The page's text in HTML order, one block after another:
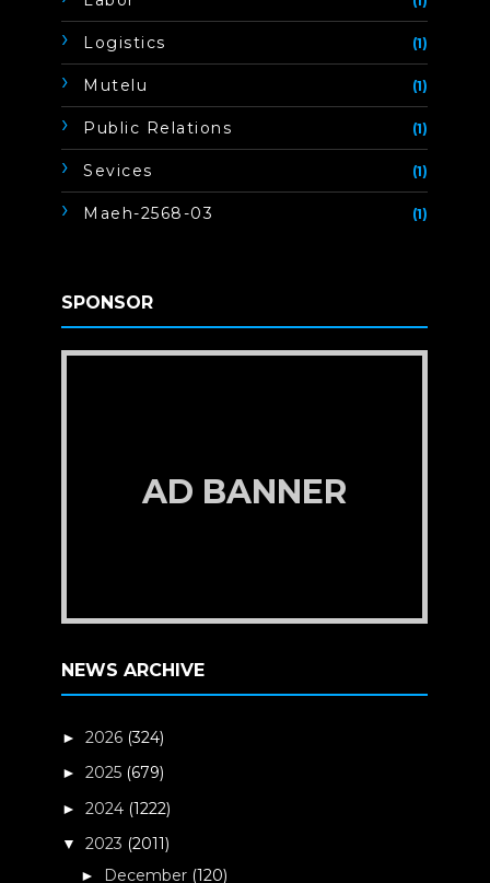
Logistics (1)
Mutelu (1)
Public Relations (1)
Sevices (1)
Maeh-2568-03 (1)
SPONSOR
AD BANNER
NEWS ARCHIVE
►2026 (324)
►2025 (679)
►2024 (1222)
▼2023 (2011)
► December (120)